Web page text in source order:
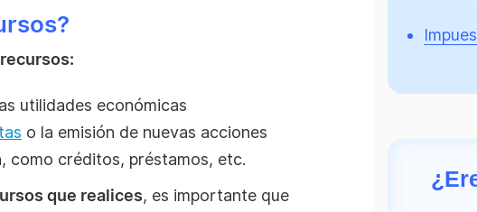
utilidades económicas
o la emisión de nuevas acciones
como créditos, préstamos, etc.
que realices, es importante que